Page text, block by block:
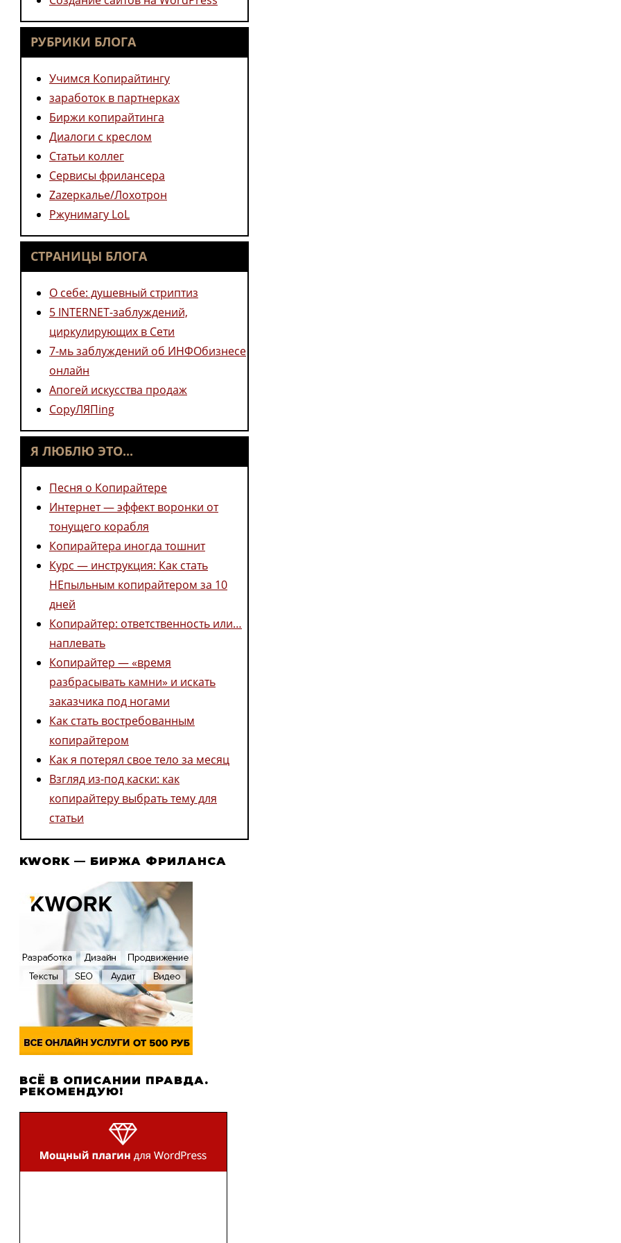
РУБРИКИ БЛОГА
Учимся Копирайтингу
заработок в партнерках
Биржи копирайтинга
Диалоги с креслом
Статьи коллег
Сервисы фрилансера
Zazеркалье/Лохотрон
Ржунимагу LoL
СТРАНИЦЫ БЛОГА
О себе: душевный стриптиз
5 INTERNET-заблуждений,
циркулирующих в Сети
7-мь заблуждений об ИНФОбизнесе
онлайн
Апогей искусства продаж
CopyЛЯПing
Я ЛЮБЛЮ ЭТО...
Песня о Копирайтере
Интернет — эффект воронки от
тонущего корабля
Копирайтера иногда тошнит
Курс — инструкция: Как стать
НЕпыльным копирайтером за 10
дней
Копирайтер: ответственность или…
наплевать
Копирайтер — «время
разбрасывать камни» и искать
заказчика под ногами
Как стать востребованным
копирайтером
Как я потерял свое тело за месяц
Взгляд из-под каски: как
копирайтеру выбрать тему для
статьи
KWORK — БИРЖА ФРИЛАНСА
ВСЁ В ОПИСАНИИ ПРАВДА.
РЕКОМЕНДУЮ!